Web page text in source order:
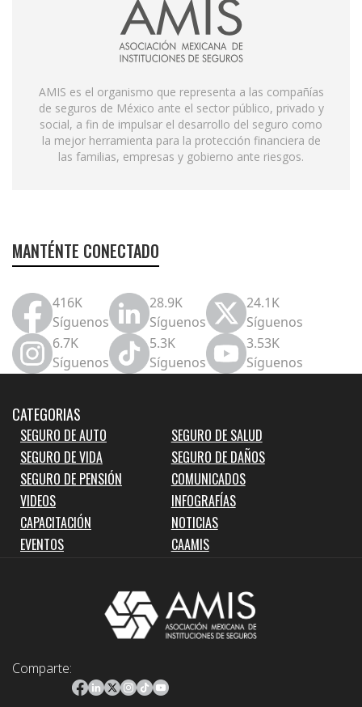
AMIS es el organismo que representa a las compañías
de seguros de México ante el sector público, privado y
social, a fin de impulsar el desarrollo del seguro como
la mejor herramienta para la protección financiera de
las familias, empresas y gobierno ante riesgos.
MANTÉNTE CONECTADO
416K
Síguenos
28.9K
Síguenos
24.1K
Síguenos
6.7K
Síguenos
5.3K
Síguenos
3.53K
Síguenos
CATEGORIAS
SEGURO DE AUTO
SEGURO DE SALUD
SEGURO DE VIDA
SEGURO DE DAÑOS
SEGURO DE PENSIÓN
COMUNICADOS
VIDEOS
INFOGRAFÍAS
CAPACITACIÓN
NOTICIAS
EVENTOS
CAAMIS
Comparte: